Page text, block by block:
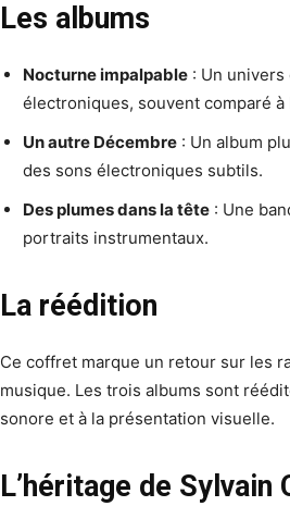
Les albums
Nocturne impalpable : Un
électroniques, souvent comparé
Un autre Décembre : Un album
des sons électroniques subtils.
Des plumes dans la tête : Une
portraits instrumentaux.
La réédition
Ce coffret marque un retour sur les
musique. Les trois albums sont
sonore et à la présentation visuelle.
L’héritage de Sylvain